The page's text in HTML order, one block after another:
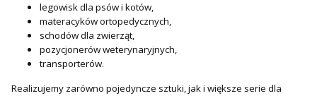
legowisk dla psów i kotów,
materacyków ortopedycznych,
schodów dla zwierząt,
pozycjonerów weterynaryjnych,
transporterów.
Realizujemy zarówno pojedyncze sztuki, jak i większe serie dla